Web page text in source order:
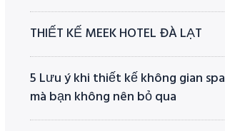
THIẾT KẾ MEEK HOTEL ĐÀ LẠT
5 Lưu ý khi thiết kế không gian spa
mà bạn không nên bỏ qua